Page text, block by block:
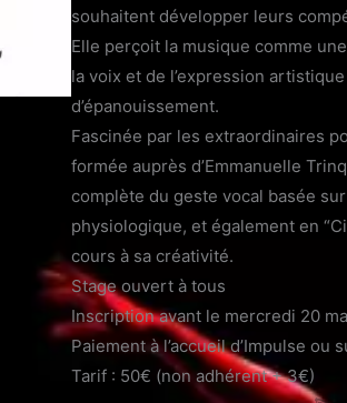
souhaitent développer leurs
Elle perçoit la musique comme
la voix et de l’expression
d’épanouissement.
Fascinée par les extraordinaires
formée auprès d’Emmanuelle
complète du geste vocal basée
physiologique, et également en
cours à sa créativité.
Stage ouvert à tous
Inscription avant le mercredi 20
Paiement à l’accueil d’Impulse ou
Tarif : 50€ (non adhérent + 3€)